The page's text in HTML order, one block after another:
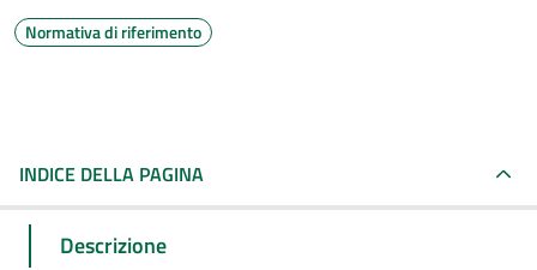
Normativa di riferimento
INDICE DELLA PAGINA
Descrizione